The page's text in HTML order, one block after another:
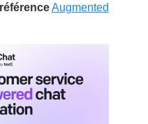
Augmented